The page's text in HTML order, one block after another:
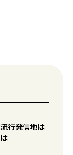
行発信地は